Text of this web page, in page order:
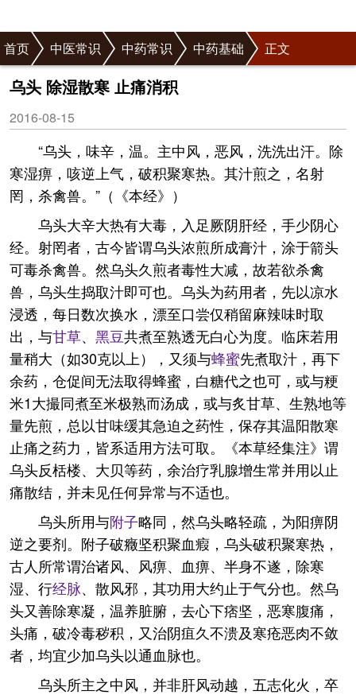
首页 中医常识 中药常识 中药基础 正文
乌头 除湿散寒 止痛消积
2016-08-15
“乌头，味辛，温。主中风，恶风，洗洗出汗。除
寒湿痹，咳逆上气，破积聚寒热。其汁煎之，名射
罔，杀禽兽。”（《本经》）
乌头大辛大热有大毒，入足厥阴肝经，手少阴心
经。射罔者，古今皆谓乌头浓煎所成膏汁，涂于箭头
可毒杀禽兽。然乌头久煎者毒性大减，故若欲杀禽
兽，乌头生捣取汁即可也。乌头为药用者，先以凉水
浸透，每日数次换水，漂至口尝仅稍留麻辣味时取
出，与甘草、 黑豆共煮至熟透无白心为度。临床若用
量稍大（如30克以上），又须与蜂蜜先煮取汁，再下
余药，仓促间无法取得蜂蜜，白糖代之也可，或与粳
米1大撮同煮至米极熟而汤成，或与炙甘草、生熟地等
量先煎，总以甘味缓其急迫之药性，保存其温阳散寒
止痛之药力，皆系适用方法可取。《本草经集注》谓
乌头反栝楼、大贝等药，余治疗乳腺增生常并用以止
痛散结，并未见任何异常与不适也。
乌头所用与附子略同，然乌头略轻疏，为阳痹阴
逆之要剂。附子破癥坚积聚血瘕，乌头破积聚寒热，
古人所常谓治诸风、风痹、血痹、半身不遂，除寒
湿、行经脉、散风邪，其功用大约止于气分也。然乌
头又善除寒凝，温养脏腑，去心下痞坚，恶寒腹痛，
头痛，破冷毒秽积，又治阴疽久不溃及寒疮恶肉不敛
者，均宜少加乌头以通血脉也。
乌头所主之中风，并非肝风动越，五志化火，卒